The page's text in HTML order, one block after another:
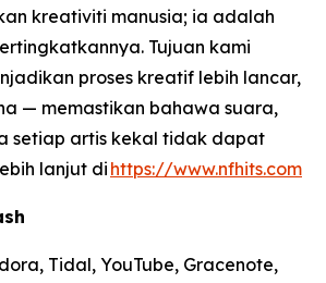
kreativiti manusia; ia adalah
Tujuan kami
proses kreatif lebih lancar,
— memastikan bahawa suara,
setiap artis kekal tidak dapat
lanjut di https://www.nfhits.com
Tidal, YouTube, Gracenote,